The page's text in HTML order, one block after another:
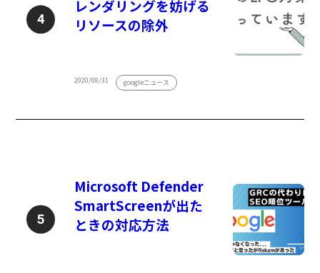
レンダリングを妨げる
リソースの除外
2020/08/31 googleニュース
Microsoft Defender
SmartScreenが出た
ときの対応方法